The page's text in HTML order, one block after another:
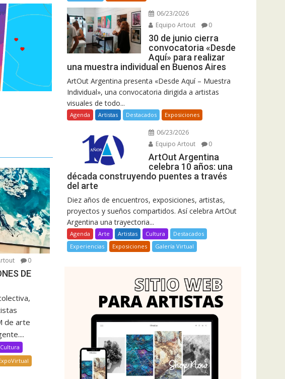
0
DE
de arte
Cultura
06/23/2026
Equipo Artout
0
30 de junio cierra
convocatoria «Desde
Aquí» para realizar
una muestra individual en Buenos Aires
ArtOut Argentina presenta «Desde Aquí – Muestra
Individual», una convocatoria dirigida a artistas
visuales de todo...
Agenda Artistas Destacados Exposiciones
06/23/2026
Equipo Artout
0
ArtOut Argentina
celebra 10 años: una
década construyendo puentes a través
del arte
Diez años de encuentros, exposiciones, artistas,
proyectos y sueños compartidos. Así celebra ArtOut
Argentina una trayectoria...
Agenda Arte Artistas Cultura
Destacados
Experiencias
Exposiciones Galería Virtual